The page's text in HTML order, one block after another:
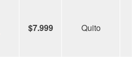
$7.999 Quito